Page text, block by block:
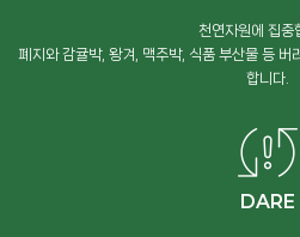
천연자원에 집중
폐지와 감귤박, 왕겨, 맥주박, 식품 부산물 등 버
합니다.
DARE